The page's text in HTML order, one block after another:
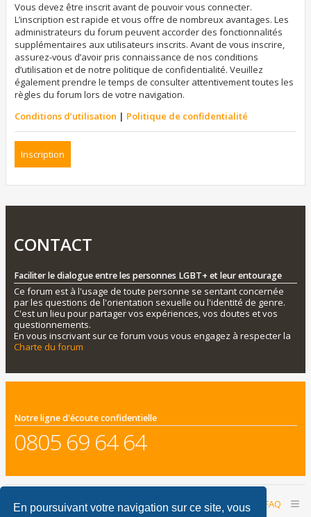
En poursuivant votre navigation sur ce site, vous
Vous devez être inscrit avant de pouvoir vous connecter.
L’inscription est rapide et vous offre de nombreux avantages. Les
administrateurs du forum peuvent accorder des fonctionnalités
supplémentaires aux utilisateurs inscrits. Avant de vous inscrire,
assurez-vous d’avoir pris connaissance de nos conditions
d’utilisation et de notre politique de confidentialité. Veuillez
également prendre le temps de consulter attentivement toutes les
règles du forum lors de votre navigation.
Conditions d’utilisation | Politique de confidentialité
Inscription
CONTACT
Faciliter le dialogue entre les personnes LGBT+ et leur entourage
Ce forum est à l'usage de toute personne se sentant concernée
par les questions de l'orientation sexuelle ou l'identité de genre.
C'est un lieu pour partager vos expériences, vos doutes et vos
questionnements.
En vous inscrivant sur ce forum vous vous engagez à respecter la
Charte du forum
Notre ligne d'écoute confidentielle
0805 69 64 64
Accueil du forum FAQ
Nous contacter